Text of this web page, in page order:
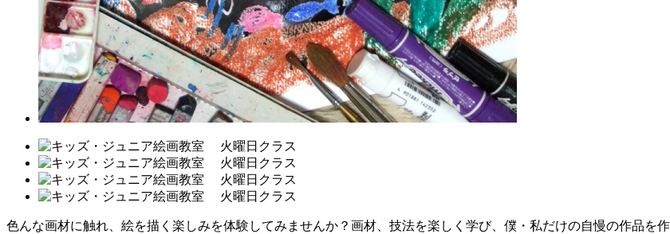
色んな画材に触れ、絵を描く楽しみを体験してみませんか？画材、技法を楽しく学び、僕・私だけの自慢の作品を